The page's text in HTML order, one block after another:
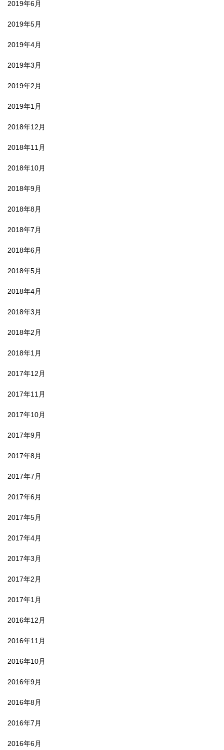
2019年6月
2019年5月
2019年4月
2019年3月
2019年2月
2019年1月
2018年12月
2018年11月
2018年10月
2018年9月
2018年8月
2018年7月
2018年6月
2018年5月
2018年4月
2018年3月
2018年2月
2018年1月
2017年12月
2017年11月
2017年10月
2017年9月
2017年8月
2017年7月
2017年6月
2017年5月
2017年4月
2017年3月
2017年2月
2017年1月
2016年12月
2016年11月
2016年10月
2016年9月
2016年8月
2016年7月
2016年6月